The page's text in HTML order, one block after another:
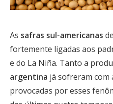
As safras sul-americanas de
fortemente ligadas aos
e do La Niña. Tanto a
argentina já sofreram com
provocadas por esses